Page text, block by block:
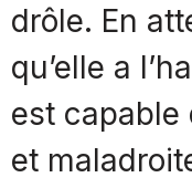
drôle. En
qu’elle a
est capable
et